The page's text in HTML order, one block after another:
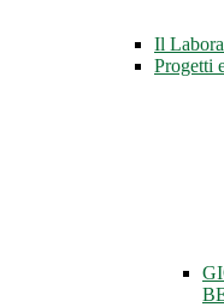
Il
Progetti